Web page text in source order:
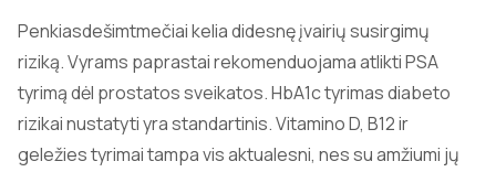
Penkiasdešimtmečiai kelia didesnę įvairių susirgimų
riziką. Vyrams paprastai rekomenduojama atlikti PSA
tyrimą dėl prostatos sveikatos. HbA1c tyrimas diabeto
rizikai nustatyti yra standartinis. Vitamino D, B12 ir
geležies tyrimai tampa vis aktualesni, nes su amžiumi jų